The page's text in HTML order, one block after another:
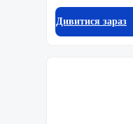
Дивитися зараз